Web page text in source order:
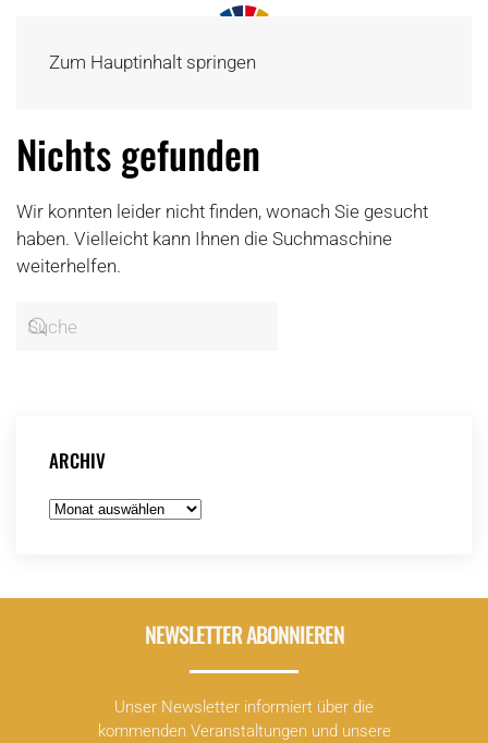
Zum Hauptinhalt springen
Nichts gefunden
Wir konnten leider nicht finden, wonach Sie gesucht
haben. Vielleicht kann Ihnen die Suchmaschine
weiterhelfen.
ARCHIV
Archiv
NEWSLETTER ABONNIEREN
Unser Newsletter informiert über die
kommenden Veranstaltungen und unsere